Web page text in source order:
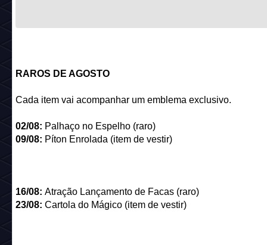
RAROS DE AGOSTO
Cada item vai acompanhar um emblema exclusivo.
02/08: Palhaço no Espelho (raro)
09/08: Píton Enrolada (item de vestir)
16/08: Atração Lançamento de Facas (raro)
23/08: Cartola do Mágico (item de vestir)